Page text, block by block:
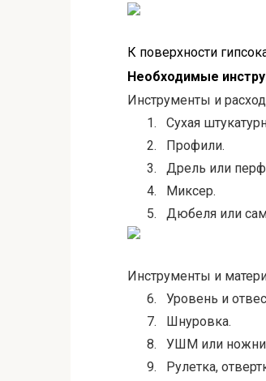
К поверхности
Необходимые
Инструменты и
1.
Сухая
2.
Профили.
3.
Дрель или
4.
Миксер.
5.
Дюбеля или
Инструменты и
6.
Уровень и
7.
Шнуровка.
8.
УШМ или
9.
Рулетка,